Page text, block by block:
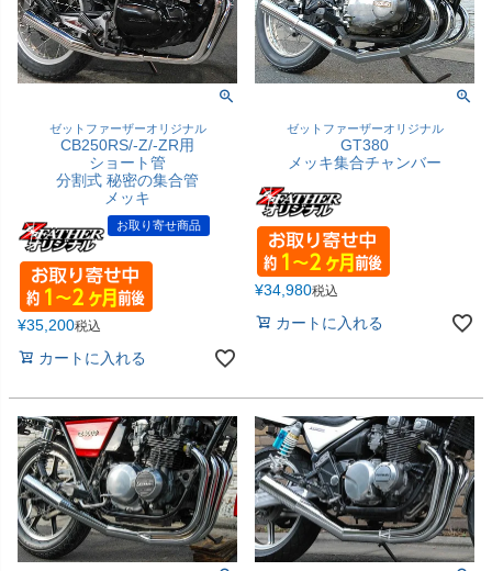
ゼットファーザーオリジナル
CB250RS/-Z/-ZR用
ショート管
分割式 秘密の集合管
メッキ
お取り寄せ商品
¥35,200税込
カートに入れる
ゼットファーザーオリジナル
GT380
メッキ集合チャンバー
¥34,980税込
カートに入れる